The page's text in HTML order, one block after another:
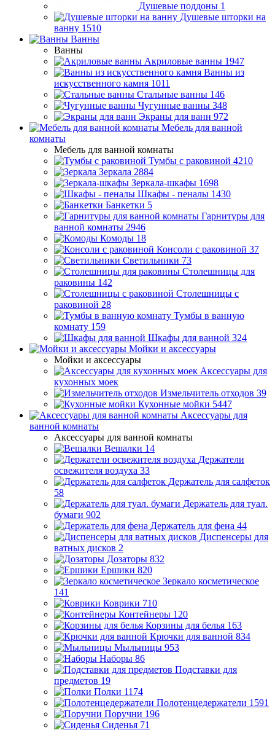
Душевые поддоны 1
Душевые шторки на
ванну 1510
Ванны
Ванны
Акриловые ванны 1947
Ванны из
искусственного камня 1011
Стальные ванны 146
Чугунные ванны 348
Экраны для ванн 972
Мебель для ванной
комнаты
Мебель для ванной комнаты
Тумбы с раковиной 4210
Зеркала 2884
Зеркала-шкафы 1698
Шкафы - пеналы 1430
Банкетки 5
Гарнитуры для
ванной комнаты 2946
Комоды 18
Консоли с раковиной 37
Светильники 73
Столешницы для
раковины 142
Столешницы с
раковиной 28
Тумбы в ванную
комнату 159
Шкафы для ванной 324
Мойки и аксессуары
Мойки и аксессуары
Аксессуары для
кухонных моек
Измельчитель отходов 39
Кухонные мойки 5447
Аксессуары для
ванной комнаты
Аксессуары для ванной комнаты
Вешалки 14
Держатели
освежителя воздуха 33
Держатель для салфеток
58
Держатель для туал.
бумаги 902
Держатель для фена 44
Диспенсеры для
ватных дисков 2
Дозаторы 832
Ершики 820
Зеркало косметическое
141
Коврики 710
Контейнеры 120
Корзины для белья 163
Крючки для ванной 834
Мыльницы 953
Наборы 86
Подставки для
предметов 19
Полки 1174
Полотенцедержатели 1591
Поручни 196
Сиденья 71